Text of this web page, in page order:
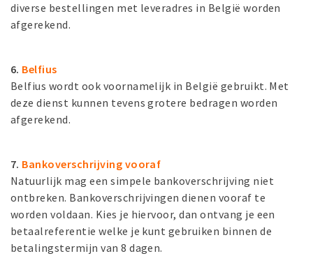
diverse bestellingen met leveradres in België worden
afgerekend.
6. Belfius
Belfius wordt ook voornamelijk in België gebruikt. Met
deze dienst kunnen tevens grotere bedragen worden
afgerekend.
7. Bankoverschrijving vooraf
Natuurlijk mag een simpele bankoverschrijving niet
ontbreken. Bankoverschrijvingen dienen vooraf te
worden voldaan. Kies je hiervoor, dan ontvang je een
betaalreferentie welke je kunt gebruiken binnen de
betalingstermijn van 8 dagen.